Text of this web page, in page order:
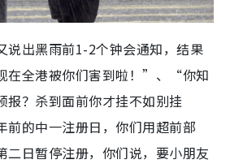
说出黑雨前1-2个钟会通知，结果
在全港被你们害到啦！”、“你知
报？杀到面前你才挂不如别挂
的中一注册日，你们用超前部
二日暂停注册，你们说，要小朋友